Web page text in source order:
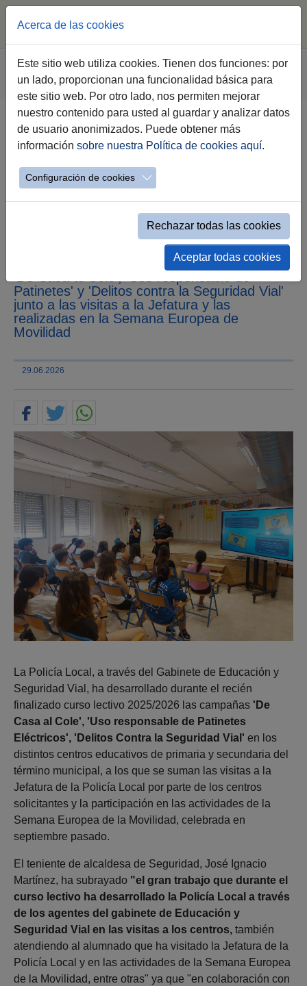
Saltar al contenido principal
Estás aquí:
Jerez.es Webs Municipales
Seguridad
Evento simple Noticias Seguridad
La Policía Local atiende a 3.675
alumnos y alumnas de 55 centros
a través de visitas a colegios e
en actividades de concienciación
El Gabinete de Educación y Seguridad Vial de
la Policía Local ha desarrollado las campañas
'De Casa al Cole', 'Uso responsable de
Patinetes' y 'Delitos contra la Seguridad Vial'
junto a las visitas a la Jefatura y las
realizadas en la Semana Europea de
Movilidad
29.06.2026
La Policía Local, a través del Gabinete de Educación y
Seguridad Vial, ha desarrollado durante el recién
finalizado curso lectivo 2025/2026 las campañas 'De
Casa al Cole', 'Uso responsable de Patinetes
Eléctricos', 'Delitos Contra la Seguridad Vial' en los
distintos centros educativos de primaria y secundaria del
término municipal, a los que se suman las visitas a la
Jefatura de la Policía Local por parte de los centros
solicitantes y la participación en las actividades de la
Semana Europea de la Movilidad, celebrada en
septiembre pasado.
El teniente de alcaldesa de Seguridad, José Ignacio
Martínez, ha subrayado "el gran trabajo que durante el
curso lectivo ha desarrollado la Policía Local a través
de los agentes del gabinete de Educación y
Seguridad Vial en las visitas a los centros, también
atendiendo al alumnado que ha visitado la Jefatura de la
Policía Local y en las actividades de la Semana Europea
de la Movilidad, entre otras" ya que "en colaboración con
Acerca de las cookies
Este sitio web utiliza cookies. Tienen dos funciones: por
un lado, proporcionan una funcionalidad básica para
este sitio web. Por otro lado, nos permiten mejorar
nuestro contenido para usted al guardar y analizar datos
de usuario anonimizados. Puede obtener más
información sobre nuestra Política de cookies aquí.
Configuración de cookies
Rechazar todas las cookies
Aceptar todas cookies